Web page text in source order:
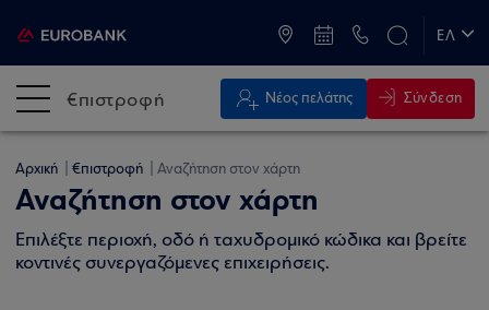
ΕΛ
€πιστροφή Νέος πελάτης Σύνδεση
Αρχική €πιστροφή Αναζήτηση στον χάρτη
Αναζήτηση στον χάρτη
Επιλέξτε περιοχή, οδό ή ταχυδρομικό κώδικα και βρείτε
κοντινές συνεργαζόμενες επιχειρήσεις.